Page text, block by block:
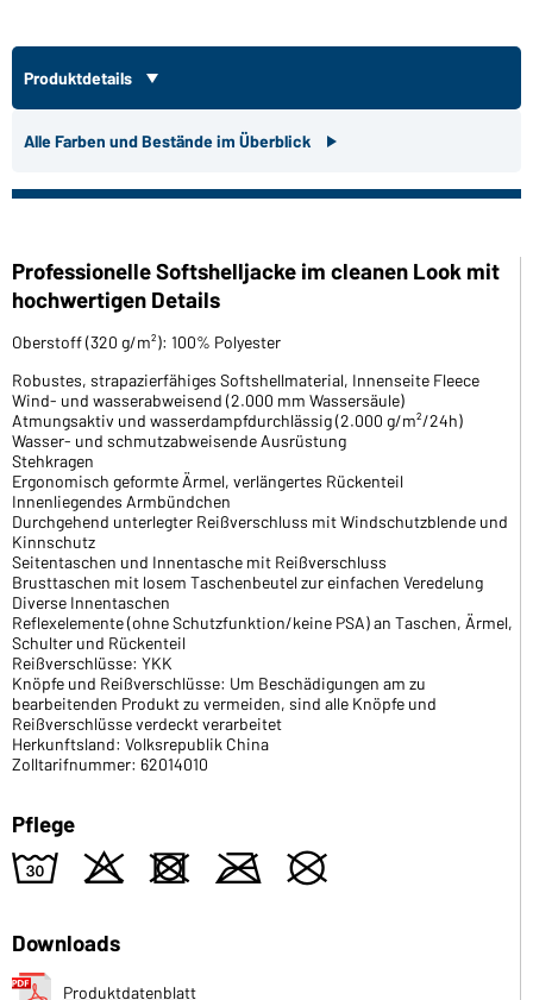
Produktdetails
Alle Farben und Bestände im Überblick
Professionelle Softshelljacke im cleanen Look mit
hochwertigen Details
Oberstoff (320 g/m²): 100% Polyester
Robustes, strapazierfähiges Softshellmaterial, Innenseite Fleece
Wind- und wasserabweisend (2.000 mm Wassersäule)
Atmungsaktiv und wasserdampfdurchlässig (2.000 g/m²/24h)
Wasser- und schmutzabweisende Ausrüstung
Stehkragen
Ergonomisch geformte Ärmel, verlängertes Rückenteil
Innenliegendes Armbündchen
Durchgehend unterlegter Reißverschluss mit Windschutzblende und
Kinnschutz
Seitentaschen und Innentasche mit Reißverschluss
Brusttaschen mit losem Taschenbeutel zur einfachen Veredelung
Diverse Innentaschen
Reflexelemente (ohne Schutzfunktion/keine PSA) an Taschen, Ärmel,
Schulter und Rückenteil
Reißverschlüsse: YKK
Knöpfe und Reißverschlüsse: Um Beschädigungen am zu
bearbeitenden Produkt zu vermeiden, sind alle Knöpfe und
Reißverschlüsse verdeckt verarbeitet
Herkunftsland: Volksrepublik China
Zolltarifnummer: 62014010
Pflege
w o d m U
Downloads
Produktdatenblatt